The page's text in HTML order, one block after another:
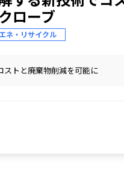
ローブ
ネ・リサイクル
ストと廃棄物削減を可能に